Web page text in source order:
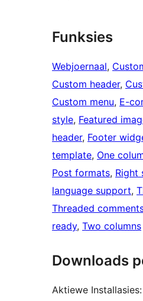
Funksies
Webjoernaal,
Custom header,
Custom menu, E-
style, Featured
header, Footer
template, One
Post formats, Right
language support,
Threaded
ready, Two columns
Downloads
Aktiewe Installasies: